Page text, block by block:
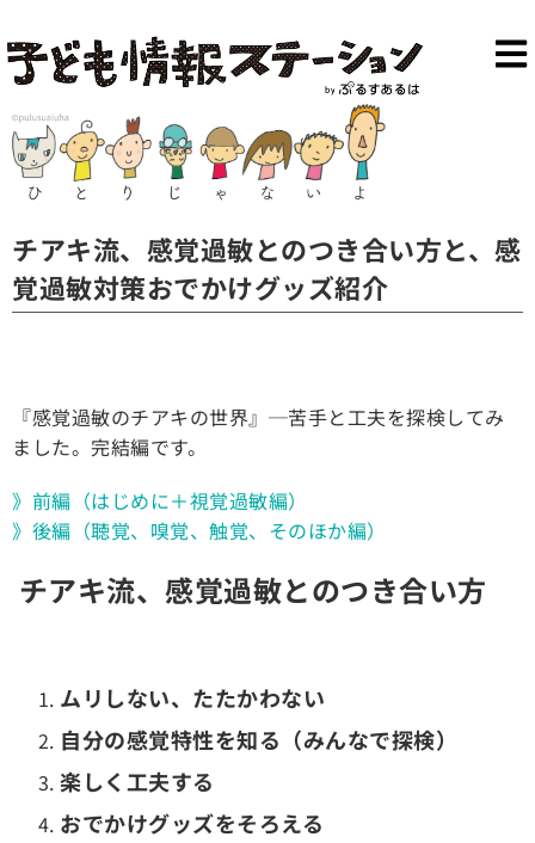
チアキ流、感覚過敏とのつき合い方と、感
覚過敏対策おでかけグッズ紹介
『感覚過敏のチアキの世界』─苦手と工夫を探検してみ
ました。完結編です。
》前編（はじめに＋視覚過敏編）
》後編（聴覚、嗅覚、触覚、そのほか編）
チアキ流、感覚過敏とのつき合い方
ムリしない、たたかわない
自分の感覚特性を知る（みんなで探検）
楽しく工夫する
おでかけグッズをそろえる